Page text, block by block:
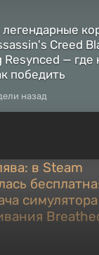
легендарные
Creed
Resynced — где
победить
назад